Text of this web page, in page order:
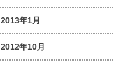
2013年1月
2012年10月